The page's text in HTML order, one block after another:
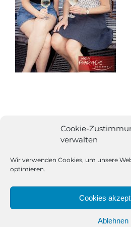
Cookie-
verwalten
Wir verwenden Cookies, um unsere
optimieren.
Cookies
Ablehnen